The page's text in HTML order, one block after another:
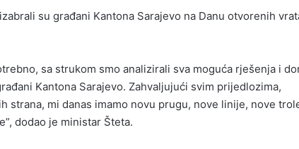
su građani Kantona Sarajevo na Danu otvorenih
sa strukom smo analizirali sva moguća rješenja i
Kantona Sarajevo. Zahvaljujući svim prijedlozima,
strana, mi danas imamo novu prugu, nove linije, nove
dodao je ministar Šteta.